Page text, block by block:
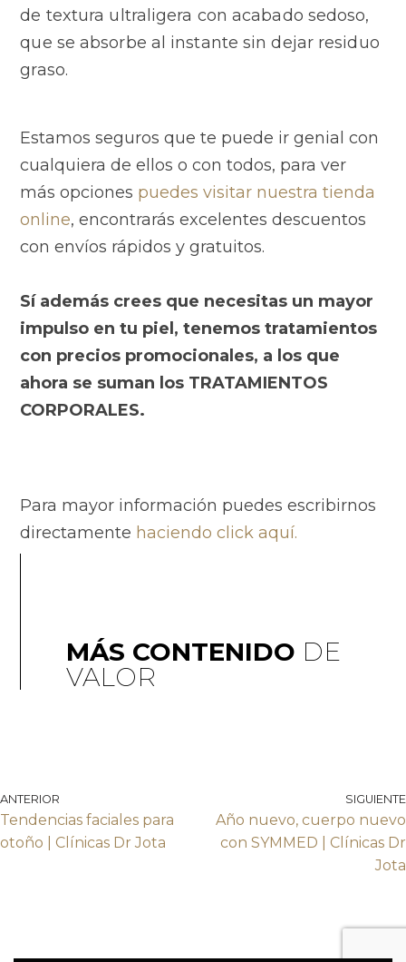
de textura ultraligera con acabado sedoso,
que se absorbe al instante sin dejar residuo
graso.
Estamos seguros que te puede ir genial con
cualquiera de ellos o con todos, para ver
más opciones puedes visitar nuestra tienda
online, encontrarás excelentes descuentos
con envíos rápidos y gratuitos.
Sí además crees que necesitas un mayor
impulso en tu piel, tenemos tratamientos
con precios promocionales, a los que
ahora se suman los TRATAMIENTOS
CORPORALES.
Para mayor información puedes escribirnos
directamente haciendo click aquí.
MÁS CONTENIDO DE
VALOR
ANTERIOR
Tendencias faciales para
otoño | Clínicas Dr Jota
SIGUIENTE
Año nuevo, cuerpo nuevo
con SYMMED | Clínicas Dr
Jota